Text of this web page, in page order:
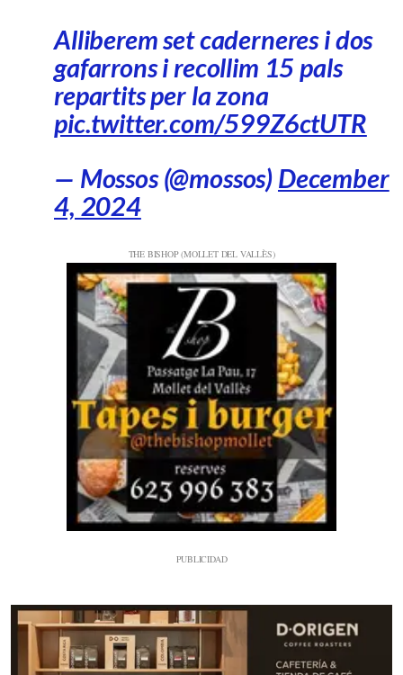
Alliberem set caderneres i dos
gafarrons i recollim 15 pals
repartits per la zona
pic.twitter.com/599Z6ctUTR
— Mossos (@mossos) December
4, 2024